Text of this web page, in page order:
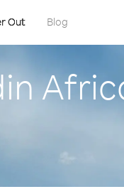
Out Blog